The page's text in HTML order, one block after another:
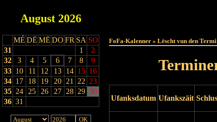
August 2026
MÉ DË MË DO FR SA SO
31
1
2
32
3 4 5 6 7 8
9
33 10 11 12 13 14 15 16
34 17 18 19 20 21 22 23
35 24 25 26 27 28 29 30
36 31
FoFa-Kalenner » Lëscht vun den
Ufanksdatum Ufankszäit